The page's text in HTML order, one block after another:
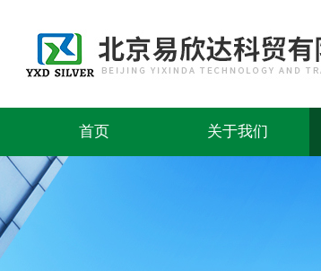
首页 关于我们